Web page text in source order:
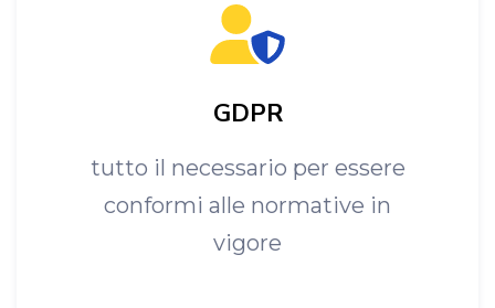
GDPR
tutto il necessario per essere
conformi alle normative in
vigore